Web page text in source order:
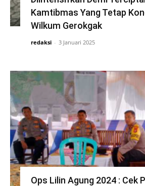
Kamtibmas Yang Tetap
Wilkum Gerokgak
redaksi - 3 Januari 2025
Ops Lilin Agung 2024 : Cek